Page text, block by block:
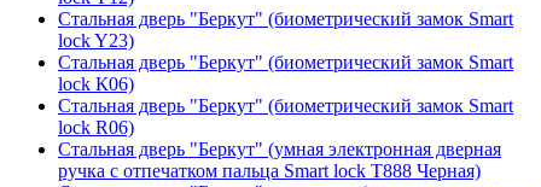
Стальная дверь "Беркут" (биометрический замок Smart
lock Y23)
Стальная дверь "Беркут" (биометрический замок Smart
lock К06)
Стальная дверь "Беркут" (биометрический замок Smart
lock R06)
Стальная дверь "Беркут" (умная электронная дверная
ручка с отпечатком пальца Smart lock T888 Черная)